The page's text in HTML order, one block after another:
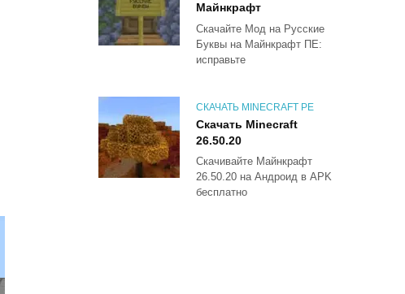
Майнкрафт
Скачайте Мод на Русские
Буквы на Майнкрафт ПЕ:
исправьте
СКАЧАТЬ MINECRAFT PE
Скачать Minecraft
26.50.20
Скачивайте Майнкрафт
26.50.20 на Андроид в APK
бесплатно